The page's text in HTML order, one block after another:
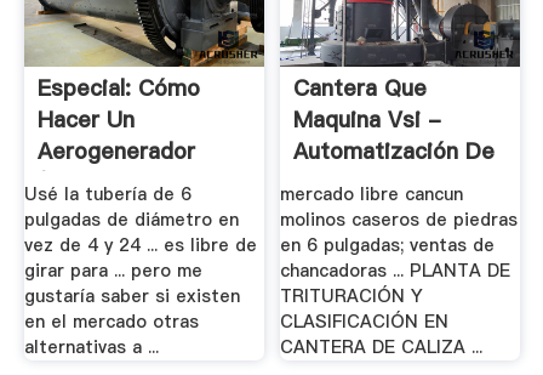
Especial: Cómo
Hacer Un
Aerogenerador
(molino .
Usé la tubería de 6
pulgadas de diámetro en
vez de 4 y 24 ... es libre de
girar para ... pero me
gustaría saber si existen
en el mercado otras
alternativas a ...
Cantera Que
Maquina Vsi -
Automatización De
.
mercado libre cancun
molinos caseros de piedras
en 6 pulgadas; ventas de
chancadoras ... PLANTA DE
TRITURACIÓN Y
CLASIFICACIÓN EN
CANTERA DE CALIZA ...